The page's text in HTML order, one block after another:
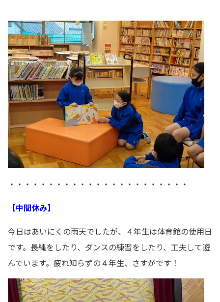
・・・・・・・・・・・・・・・・・・・・・・・
【中間休み】
今日はあいにくの雨天でしたが、４年生は体育館の使用日
です。長縄をしたり、ダンスの練習をしたり、工夫して遊
んでいます。疲れ知らずの４年生、さすがです！